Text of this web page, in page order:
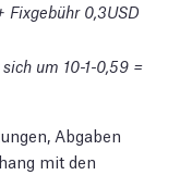
Fixgebühr 0,3USD
um 10-1-0,59 =
Abgaben
mit den